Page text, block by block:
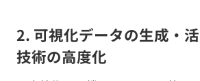
2. 可視化データの生成・
技術の高度化